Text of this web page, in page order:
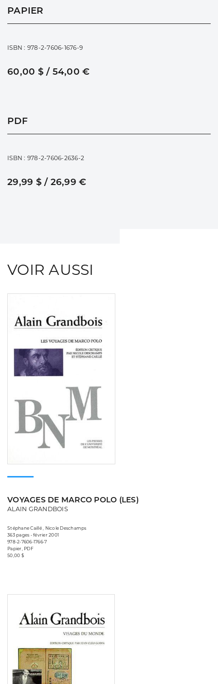
PAPIER
ISBN : 978-2-7606-1676-9
60,00 $ / 54,00 €
PDF
ISBN : 978-2-7606-2636-2
29,99 $ / 26,99 €
VOIR AUSSI
VOYAGES DE MARCO POLO (LES)
ALAIN GRANDBOIS
Stéphane Caillé , Nicole Deschamps
363 pages • février 2001
978-2-7606-1766-7
Papier, PDF
50,00 $